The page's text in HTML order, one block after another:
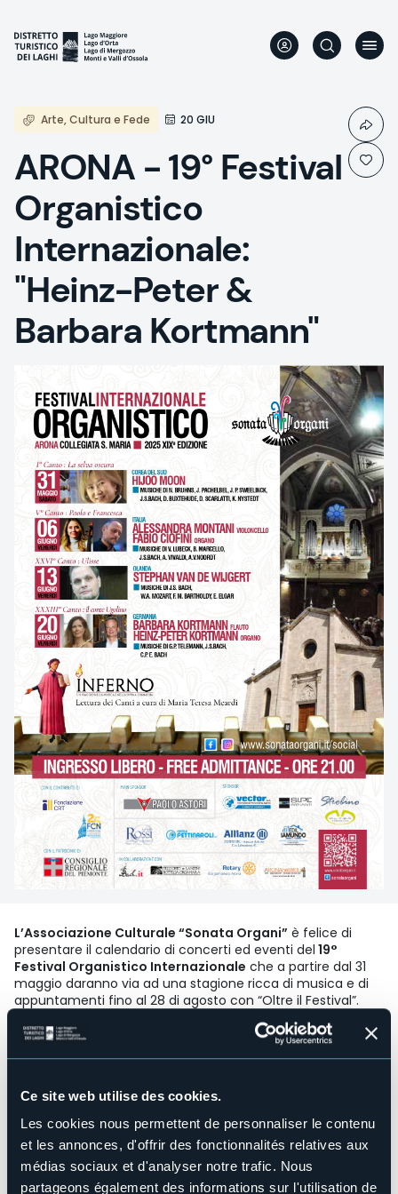
Ce site web utilise des cookies.
Les cookies nous permettent de personnaliser le contenu
et les annonces, d'offrir des fonctionnalités relatives aux
médias sociaux et d'analyser notre trafic. Nous
partageons également des informations sur l'utilisation de
contenu
principal
Arte, Cultura e Fede 20 GIU
ARONA - 19° Festival
Organistico
Internazionale:
"Heinz-Peter &
Barbara Kortmann"
L’Associazione Culturale “Sonata Organi” è felice di
presentare il calendario di concerti ed eventi del 19°
Festival Organistico Internazionale che a partire dal 31
maggio daranno via ad una stagione ricca di musica e di
appuntamenti fino al 28 di agosto con “Oltre il Festival”.
La grande novità del 2025 sarà l’inizio di un percorso
triennale che vedrà la commistione di musica e letteratura,
dell’Inferno: durante i concerti del festival di Arona, saranno
letti da Maria Teresa Meardi quattro canti dell’inferno
dantesco che hanno segnato la storia di questo capolavoro
e della letteratura di ogni tempo.
Il tema dell’Inferno non si esaurirà nella sola lettura dei
canti, ma sarà il filo conduttore anche dei successivi